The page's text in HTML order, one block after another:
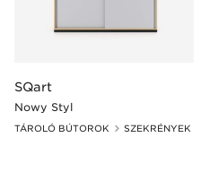
SQart
Nowy Styl
TÁROLÓ BÚTOROK SZEKRÉNYEK